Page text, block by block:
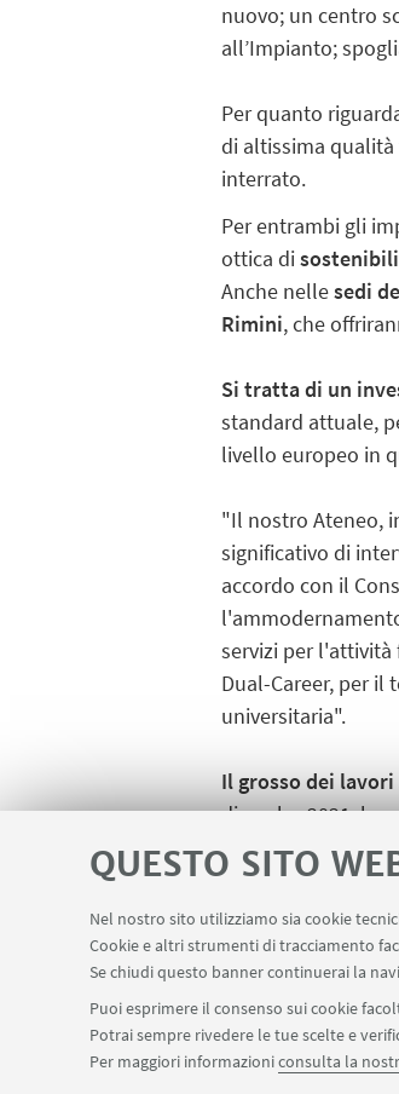
QUESTO SITO
Nel nostro sito utilizziamo sia cookie
Cookie e altri strumenti di tracciamento
Se chiudi questo banner continuerai la
Puoi esprimere il consenso sui cookie
Potrai sempre rivedere le tue scelte e
Per maggiori informazioniconsulta la
nuovo; un centro
all’Impianto;
Per quanto
di altissima qualità
interrato.
Per entrambi gli
ottica di
Anche nellesedi
Rimini, che
Si tratta di un
standard attuale,
livello europeo in
"Il nostro Ateneo,
significativo di
accordo con il
servizi per l'attività
Dual-Career, per
universitaria".
Il grosso dei
dicembre2021: le
offerto
più veloci e più